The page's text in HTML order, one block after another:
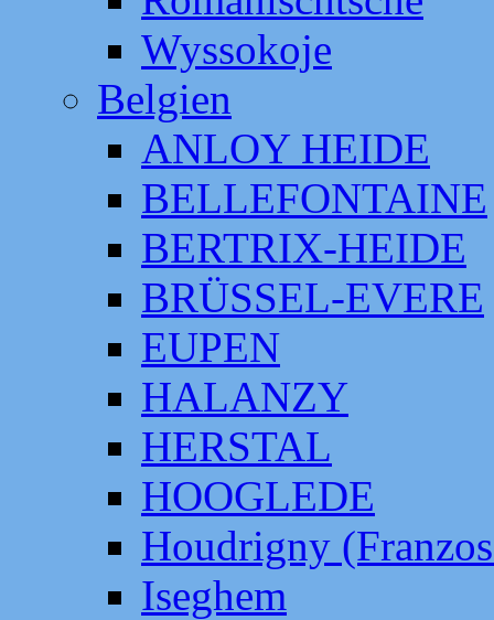
Wyssokoje
Belgien
ANLOY HEIDE
BELLEFONTAINE
BERTRIX-HEIDE
BRÜSSEL-EVERE
EUPEN
HALANZY
HERSTAL
HOOGLEDE
Houdrigny
Iseghem